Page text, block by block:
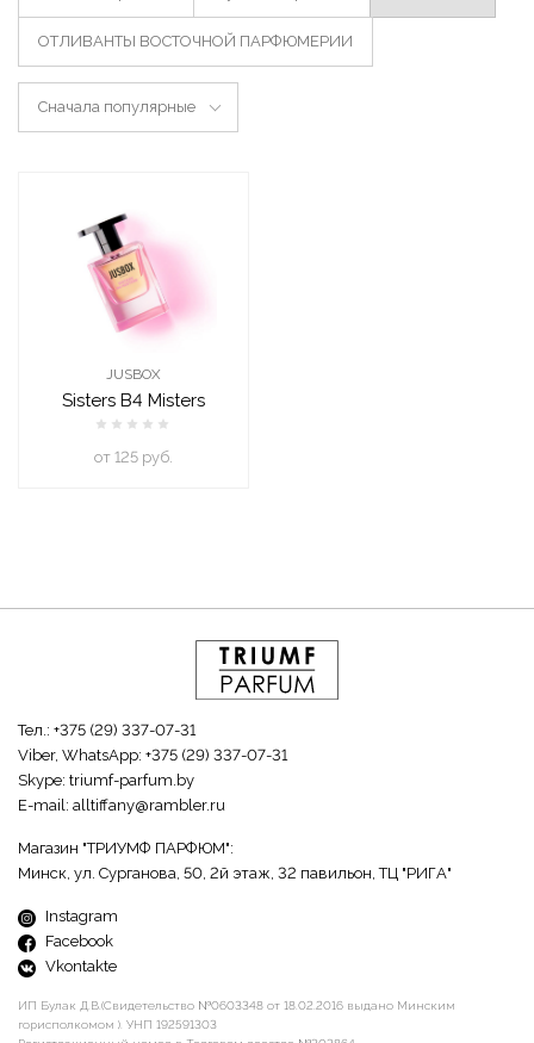
ОТЛИВАНТЫ ВОСТОЧНОЙ ПАРФЮМЕРИИ
Сначала популярные
JUSBOX
Sisters B4 Misters
oт 125 руб.
Тел.: +375 (29) 337-07-31
Viber, WhatsApp: +375 (29) 337-07-31
Skype: triumf-parfum.by
E-mail: alltiffany@rambler.ru
Магазин "ТРИУМФ ПАРФЮМ":
Минск, ул. Сурганова, 50, 2й этаж, 32 павильон, ТЦ "РИГА"
Instagram
Facebook
Vkontakte
ИП Булак Д.В.(Свидетельство №0603348 от 18.02.2016 выдано Минским
горисполкомом ). УНП 192591303